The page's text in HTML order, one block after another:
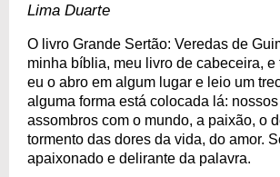
Lima Duarte
O livro Grande Sertão: Veredas de
minha bíblia, meu livro de cabeceira, e
eu o abro em algum lugar e leio um
alguma forma está colocada lá:
assombros com o mundo, a paixão, o
tormento das dores da vida, do amor.
apaixonado e delirante da palavra.